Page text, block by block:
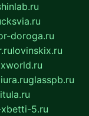
doroga.ru
lovinskix.ru
glasspb.ru
5.ru